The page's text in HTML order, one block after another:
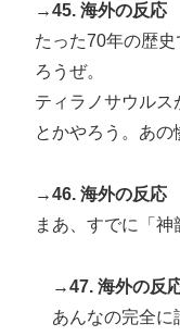
→45. 海外の反応
たった70年の歴
ろうぜ。
ティラノサウルス
とかやろう。あの
→46. 海外の反応
まあ、すでに「神
→47. 海外の反
あんなの完全に